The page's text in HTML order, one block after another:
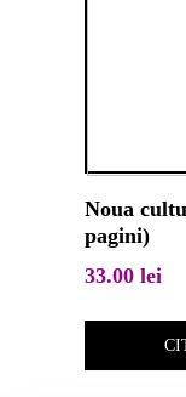
Noua
pagini)
33.00 lei